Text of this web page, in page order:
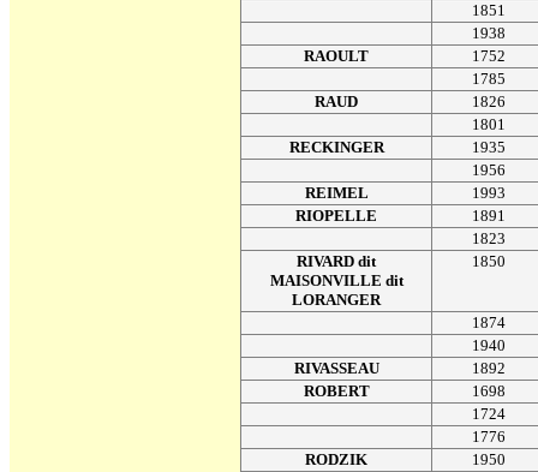
1851
1938
RAOULT
1752
1785
RAUD
1826
1801
RECKINGER
1935
1956
REIMEL
1993
RIOPELLE
1891
1823
RIVARD dit
MAISONVILLE dit
LORANGER
1850
1874
1940
RIVASSEAU
1892
ROBERT
1698
1724
1776
RODZIK
1950